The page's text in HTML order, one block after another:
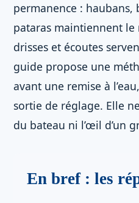
permanence : haubans,
pataras maintiennent le
drisses et écoutes
guide propose une
avant une remise à
sortie de réglage. Elle
du bateau ni l’œil d’un
En bref : les